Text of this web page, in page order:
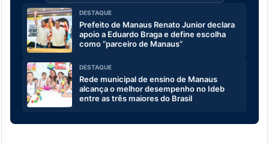
DESTAQUE
Prefeito de Manaus Renato Junior declara
apoio a Eduardo Braga e define escolha
como “parceiro de Manaus”
DESTAQUE
Rede municipal de ensino de Manaus
alcança o melhor desempenho no Ideb
entre as três maiores do Brasil